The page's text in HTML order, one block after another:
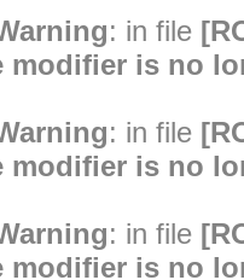
: in file
modifier is no
: in file
modifier is no
: in file
modifier is no